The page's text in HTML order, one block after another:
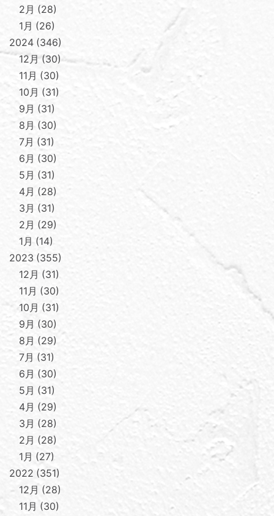
2月
28
1月
26
2024 346
12月 30
11月
30
10月
31
9月
31
8月
30
7月
31
6月
30
5月
31
4月
28
3月
31
2月
29
1月
14
2023 355
12月
31
11月
30
10月
31
9月
30
8月
29
7月
31
6月
30
5月
31
4月
29
3月
28
2月
28
1月
27
2022 351
12月
28
11月
30